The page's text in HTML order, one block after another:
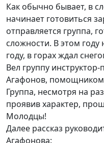
Как обычно бывает, в
начинает готовиться
отправляется группа,
сложности. В этом
году, в горах ждал
Вел группу
Агафонов, помощником
Группа, несмотря на
проявив характер,
Молодцы!
Далее рассказ
Агафонова: